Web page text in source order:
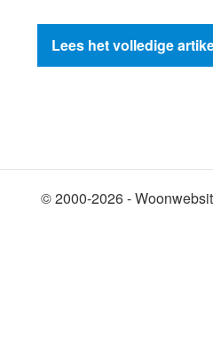
Lees het volledige
© 2000-2026 -